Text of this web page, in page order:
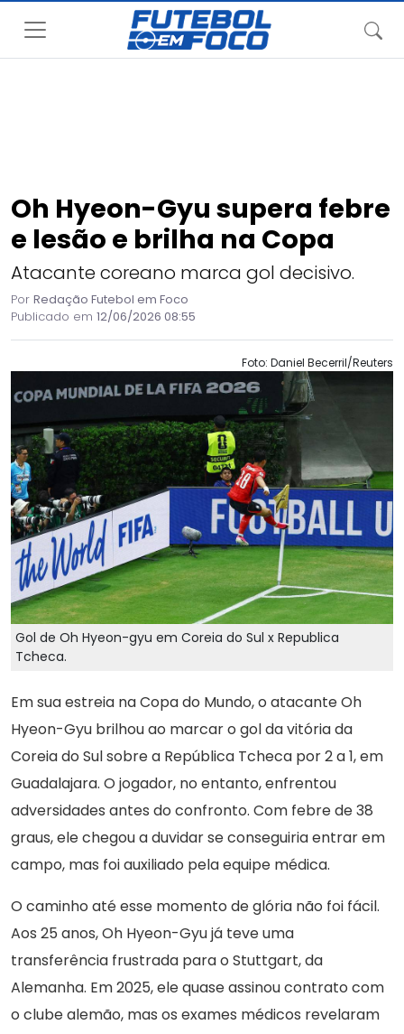
Oh Hyeon-Gyu supera febre
e lesão e brilha na Copa
Atacante coreano marca gol decisivo.
Por Redação Futebol em Foco
Publicado em 12/06/2026 08:55
Foto: Daniel Becerril/Reuters
Gol de Oh Hyeon-gyu em Coreia do Sul x Republica
Tcheca.
Em sua estreia na Copa do Mundo, o atacante Oh
Hyeon-Gyu brilhou ao marcar o gol da vitória da
Coreia do Sul sobre a República Tcheca por 2 a 1, em
Guadalajara. O jogador, no entanto, enfrentou
adversidades antes do confronto. Com febre de 38
graus, ele chegou a duvidar se conseguiria entrar em
campo, mas foi auxiliado pela equipe médica.
O caminho até esse momento de glória não foi fácil.
Aos 25 anos, Oh Hyeon-Gyu já teve uma
transferência frustrada para o Stuttgart, da
Alemanha. Em 2025, ele quase assinou contrato com
o clube alemão, mas os exames médicos revelaram